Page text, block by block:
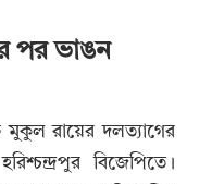
পর ভাঙন
মুকুল রায়ের দলত্যাগের
বিজেপিতে।